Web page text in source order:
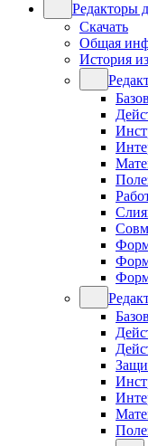
Редакторы
Скачать
Общая
История